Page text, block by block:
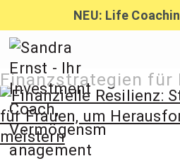
Inhalt
springen
NEU: Life
Finanzstrategien für